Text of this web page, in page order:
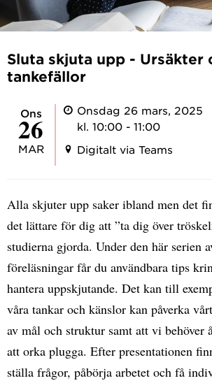
Sluta skjuta upp - Ursäkter
tankefällor
ons
26
MAR
Onsdag 26 mars, 2025
kl. 10:00 - 11:00
Digitalt via Teams
Alla skjuter upp saker ibland men det
det lättare för dig att ”ta dig över
studierna gjorda. Under den här serien
föreläsningar får du användbara tips
hantera uppskjutande. Det kan till
våra tankar och känslor kan påverka
av mål och struktur samt att vi behöver
att orka plugga. Efter presentationen
ställa frågor, påbörja arbetet och få